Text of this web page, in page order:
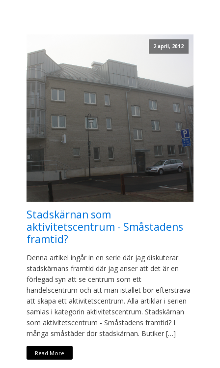
2 april, 2012
Stadskärnan som
aktivitetscentrum - Småstadens
framtid?
Denna artikel ingår in en serie där jag diskuterar
stadskärnans framtid där jag anser att det är en
förlegad syn att se centrum som ett
handelscentrum och att man istället bör eftersträva
att skapa ett aktivitetscentrum. Alla artiklar i serien
samlas i kategorin aktivitetscentrum. Stadskärnan
som aktivitetscentrum - Småstadens framtid? I
många småstäder dör stadskärnan. Butiker […]
Read More